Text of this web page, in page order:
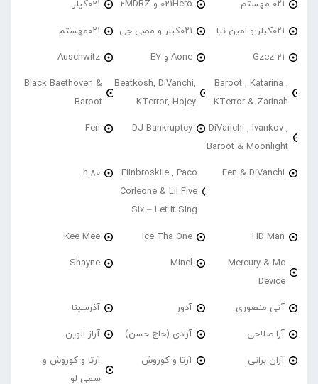
۰۲۱ مهستم 021Hero و 2MDRZ 021کیلر
۰۲۱کیلر و امین نیا ۰۲۱کیلر و مصی جی ۰۲۱مهستم
21 Gzez Aone و E7 Auschwitz
Baroot , Katarina ,
KTerror & Zarinah
Beatkosh, DiVanchi,
KTerror, Hojey
Black Baethoven &
Baroot
DiVanchi , Ivankov ,
Baroot & Moonlight
DJ Bankruptcy
Fen
Fen & DiVanchi
Fiinbroskiie , Paco
Corleone & Lil Five
Six – Let It Sing
h.80
HD Man
Ice Tha One
Kee Mee
Mercury & Mc
Device
Minel
Shayne
آتی منصوری آدور آذرسینا
آرا صلاحی آرادی (حاج حسن) آراز الوین
آران براتی آرتا و کوروش
آرتا و کوروش و
سمی لو